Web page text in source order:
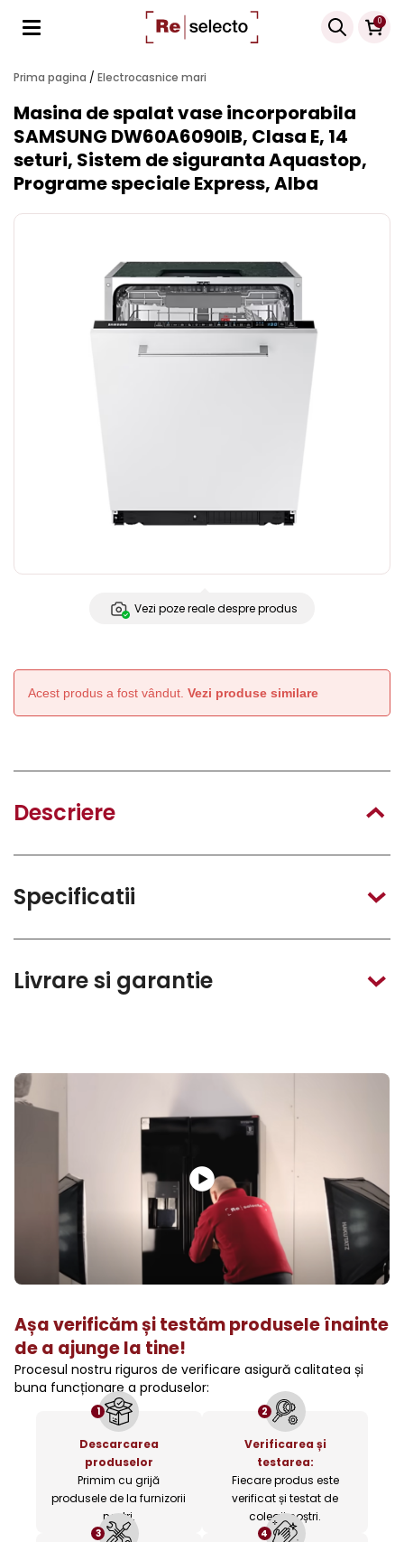
0
Products
search
Prima pagina / Electrocasnice mari
Masina de spalat vase incorporabila
SAMSUNG DW60A6090IB, Clasa E, 14
seturi, Sistem de siguranta Aquastop,
Programe speciale Express, Alba
Vezi poze reale despre produs
Acest produs a fost vândut. Vezi produse similare
Descriere
Specificatii
Livrare si garantie
Așa verificăm și testăm produsele înainte
de a ajunge la tine!
Procesul nostru riguros de verificare asigură calitatea și
buna funcționare a produselor:
1
Descarcarea
produselor
Primim cu grijă
produsele de la furnizorii
noștri.
2
Verificarea și
testarea:
Fiecare produs este
verificat și testat de
colegii noștri.
3 4